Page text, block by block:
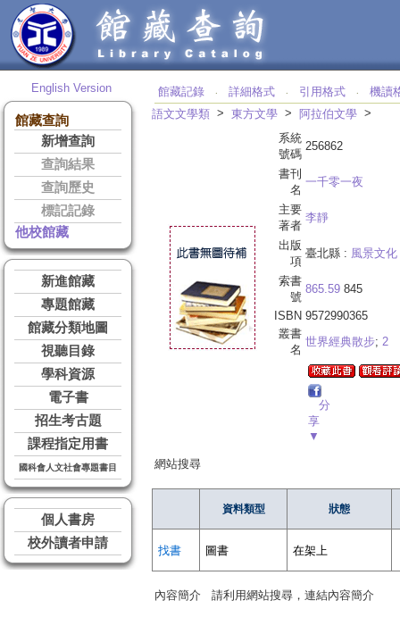
English Version
館藏查詢
新增查詢
查詢結果
查詢歷史
標記記錄
他校館藏
新進館藏
專題館藏
館藏分類地圖
視聽目錄
學科資源
電子書
招生考古題
課程指定用書
國科會人文社會專題書目
個人書房
校外讀者申請
館藏記錄 ‧ 詳細格式 ‧ 引用格式 ‧
機讀
語文文學類 > 東方文學 > 阿拉伯文學 >
系統
號碼
256862
書刊
名
一千零一夜
主要
著者
李靜
出版
項
臺北縣 : 風景文化
索書
號
865.59 845
ISBN 9572990365
叢書
名
世界經典散步; 2
分
享
▼
網站搜尋
資料類型 狀態
找書 圖書 在架上
內容簡介 請利用網站搜尋，連結內容簡介